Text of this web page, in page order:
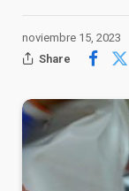
noviembre 15, 2023
Share